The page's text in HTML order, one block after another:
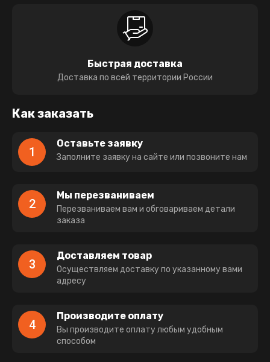
Как заказать
1
Оставьте заявку
Заполните заявку на сайте или позвоните нам
2
Мы перезваниваем
Перезваниваем вам и обговариваем детали
заказа
3
Доставляем товар
Осуществляем доставку по указанному вами
адресу
4
Производите оплату
Вы производите оплату любым удобным
способом
Быстрая доставка
Доставка по всей территории России